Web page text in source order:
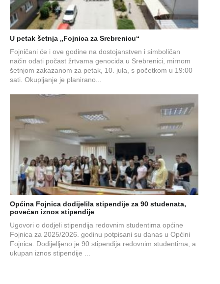
U petak šetnja „Fojnica za Srebrenicu“
Fojničani će i ove godine na dostojanstven i simboličan
način odati počast žrtvama genocida u Srebrenici, mirnom
šetnjom zakazanom za petak, 10. jula, s početkom u 19:00
sati. Okupljanje je planirano...
Općina Fojnica dodijelila stipendije za 90 studenata,
povećan iznos stipendije
Ugovori o dodjeli stipendija redovnim studentima općine
Fojnica za 2025/2026. godinu potpisani su danas u Općini
Fojnica. Dodijelljeno je 90 stipendija redovnim studentima, a
ukupan iznos stipendije ...